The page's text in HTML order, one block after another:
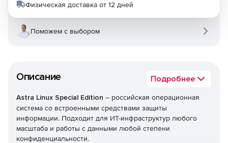
Описание Подробнее
Astra Linux Special Edition – российская операционная
система со встроенными средствами защиты
информации. Подходит для ИТ-инфраструктур любого
масштаба и работы с данными любой степени
конфиденциальности.
Физическая доставка от 12 дней
Поможем с выбором